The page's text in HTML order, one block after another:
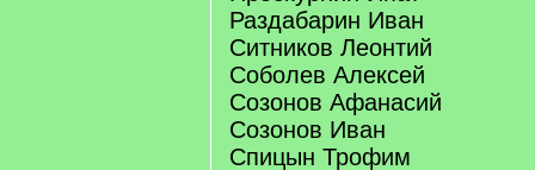
Раздабарин Иван
Ситников Леонтий
Соболев Алексей
Созонов Афанасий
Созонов Иван
Спицын Трофим